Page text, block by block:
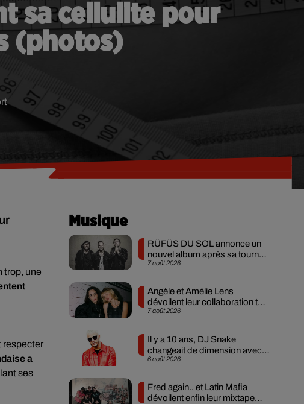
sa cellulite pour
(photos)
trop, une
respecter
a
ses
Musique
7 août 2026
RÜFÜS DU SOL annonce un
nouvel album après sa tournée
mondiale
7 août 2026
Angèle et Amélie Lens
dévoilent leur collaboration tant
attendue
6 août 2026
Il y a 10 ans, DJ Snake
changeait de dimension avec
son premier...
Fred again.. et Latin Mafia
dévoilent enfin leur mixtape